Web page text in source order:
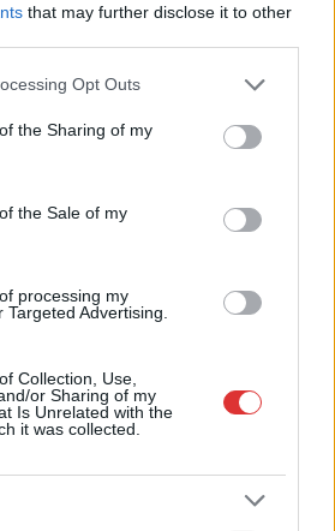
that may further disclose it to other
app uses one or more Google
or usage behaviour. You may click to
Google and its third-party tags to
specified purposes in below Google
Opt Outs
the Sharing of my
the Sale of my
processing my
Advertising.
Collection, Use,
or Sharing of my
Is Unrelated with the
it was collected.
Adja
aGDPR-szabályzat
Csak egy kattintás, és hírlevelünk a
exkluzív tartalmakkal hétről hétre
24 cikke
újabb nagy változásokról döntött
az iskolaigazgatók visszakapják
Pócs János fizetéslevonást
kevesebbet vittek haza